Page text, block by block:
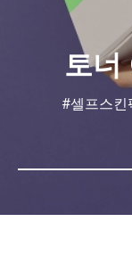
순면
용도에